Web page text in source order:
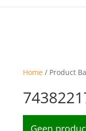
Home/ Product
Geen